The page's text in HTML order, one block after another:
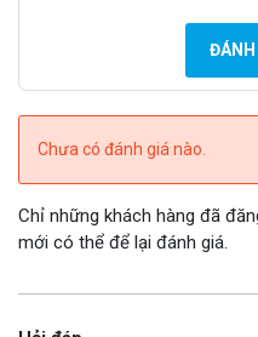
ĐÁNH
Chưa có đánh giá nào.
Chỉ những khách hàng đã
mới có thể để lại đánh giá.